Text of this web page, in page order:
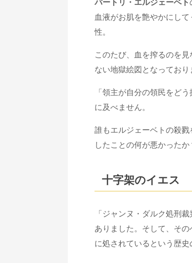
バートリ・エルジェーベト
血液がお肌を艶やかにし
性。
このたび、血を搾るのを
ない地獄絵図となっており
「領主が自分の領民をど
に及べません。
誰もエルジェーベトの殺
したことの何が悪かった
十字架のイエス
「ジャンヌ・ダルク処刑
ありました。そして、そ
に処されているという歴史